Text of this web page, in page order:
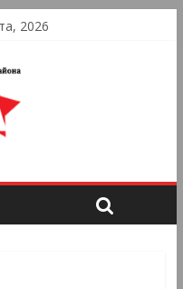
2026